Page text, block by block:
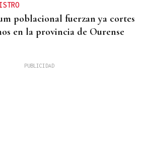
poblacional fuerzan ya cortes
en la provincia de Ourense